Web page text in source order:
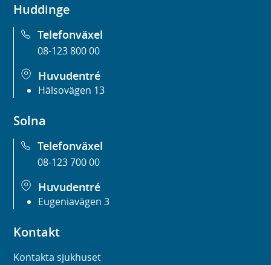
Huddinge
Telefonväxel
08-123 800 00
Huvudentré
Hälsovägen 13
Solna
Telefonväxel
08-123 700 00
Huvudentré
Eugeniavägen 3
Kontakt
Kontakta sjukhuset